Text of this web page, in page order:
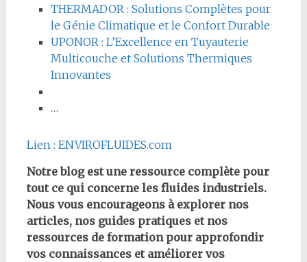
THERMADOR : Solutions Complètes pour
le Génie Climatique et le Confort Durable
UPONOR : L’Excellence en Tuyauterie
Multicouche et Solutions Thermiques
Innovantes
…
Lien : ENVIROFLUIDES.com
Notre blog est une ressource complète pour
tout ce qui concerne les fluides industriels.
Nous vous encourageons à explorer nos
articles, nos guides pratiques et nos
ressources de formation pour approfondir
vos connaissances et améliorer vos